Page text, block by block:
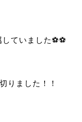
していました⚽⚽
りました！！